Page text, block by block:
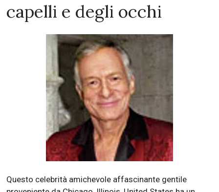
capelli e degli occhi
Questo celebrità amichevole affascinante gentile